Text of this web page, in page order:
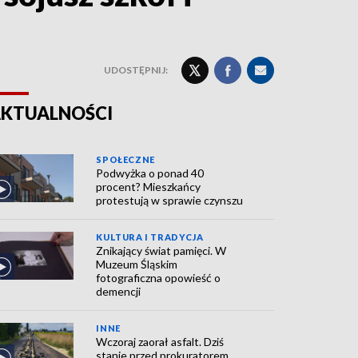
UDOSTĘPNIJ:
SPOŁECZNE
Podwyżka o ponad 40
procent? Mieszkańcy
protestują w sprawie czynszu
KULTURA I TRADYCJA
Znikający świat pamięci. W
Muzeum Śląskim
fotograficzna opowieść o
demencji
INNE
Wczoraj zaorał asfalt. Dziś
stanie przed prokuratorem